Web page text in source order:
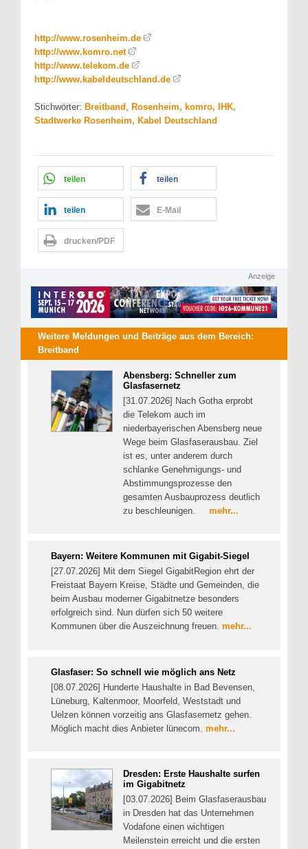
http://www.rosenheim.de
http://www.komro.net
http://www.telekom.de
http://www.kabeldeutschland.de
Stichwörter: Breitband , Rosenheim, komro, IHK,
Stadtwerke Rosenheim, Kabel Deutschland
teilen teilen
teilen E-Mail
drucken/PDF
Anzeige
Weitere Meldungen und Beiträge aus dem Bereich:
Breitband
Abensberg: Schneller zum
Glasfasernetz
[31.07.2026] Nach Gotha erprobt
die Telekom auch im
niederbayerischen Abensberg neue
Wege beim Glasfaserausbau. Ziel
ist es, unter anderem durch
schlanke Genehmigungs- und
Abstimmungsprozesse den
gesamten Ausbauprozess deutlich
zu beschleunigen. mehr...
Bayern: Weitere Kommunen mit Gigabit-Siegel
[27.07.2026] Mit dem Siegel GigabitRegion ehrt der
Freistaat Bayern Kreise, Städte und Gemeinden, die
beim Ausbau moderner Gigabitnetze besonders
erfolgreich sind. Nun dürfen sich 50 weitere
Kommunen über die Auszeichnung freuen. mehr...
Glasfaser: So schnell wie möglich ans Netz
[08.07.2026] Hunderte Haushalte in Bad Bevensen,
Lüneburg, Kaltenmoor, Moorfeld, Weststadt und
Uelzen können vorzeitig ans Glasfasernetz gehen.
Möglich macht dies Anbieter lünecom. mehr...
Dresden: Erste Haushalte surfen
im Gigabitnetz
[03.07.2026] Beim Glasfaserausbau
in Dresden hat das Unternehmen
Vodafone einen wichtigen
Meilenstein erreicht und die ersten